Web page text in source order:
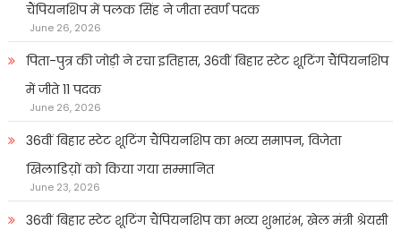
चैंपियनशिप में पलक सिंह ने जीता स्वर्ण पदक
June 26, 2026
पिता-पुत्र की जोड़ी ने रचा इतिहास, 36वीं बिहार स्टेट शूटिंग चैंपियनशिप
में जीते 11 पदक
June 26, 2026
36वीं बिहार स्टेट शूटिंग चैंपियनशिप का भव्य समापन, विजेता
खिलाडिय़ों को किया गया सम्मानित
June 23, 2026
36वीं बिहार स्टेट शूटिंग चैंपियनशिप का भव्य शुभारंभ, खेल मंत्री श्रेयसी